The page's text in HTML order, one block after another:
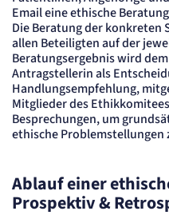
Email eine ethische
Die Beratung der
allen Beteiligten auf der
Beratungsergebnis wird
Antragstellerin als
Handlungsempfehlung,
Mitglieder des
Besprechungen, um
ethische Problemstellungen
Ablauf einer
Prospektiv &
Zweck:
Erkennung, ob bei dem Besucher die
Cookie Laufzeit:
24 Std.
STELLENANGEBOTE
SmartRecruiters
Anbieter:
SmartRecruiters GmbH
Zweck: